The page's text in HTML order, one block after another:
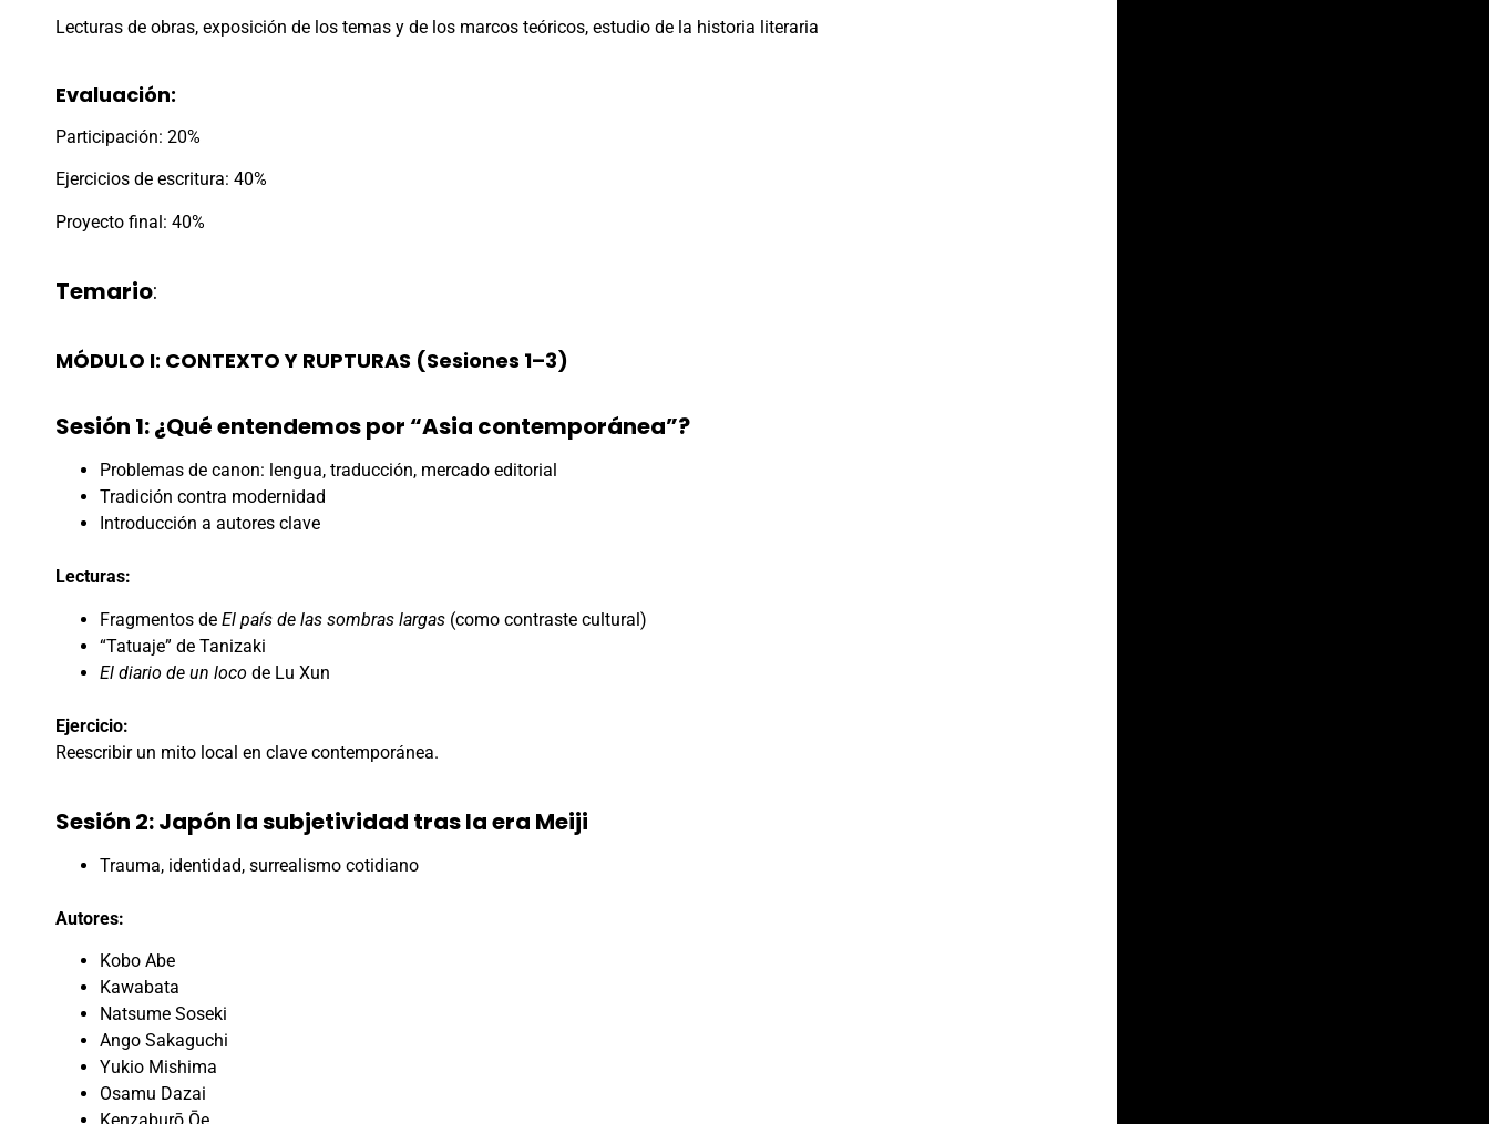
Lecturas de obras, exposición de los temas y de los marcos teóricos, estudio de la historia literaria
Evaluación:
Participación: 20%
Ejercicios de escritura: 40%
Proyecto final: 40%
Temario:
MÓDULO I: CONTEXTO Y RUPTURAS (Sesiones 1–3)
Sesión 1: ¿Qué entendemos por “Asia contemporánea”?
Problemas de canon: lengua, traducción, mercado editorial
Tradición contra modernidad
Introducción a autores clave
Lecturas:
Fragmentos de El país de las sombras largas (como contraste cultural)
“Tatuaje” de Tanizaki
El diario de un loco de Lu Xun
Ejercicio:
Reescribir un mito local en clave contemporánea.
Sesión 2: Japón la subjetividad tras la era Meiji
Trauma, identidad, surrealismo cotidiano
Autores:
Kobo Abe
Kawabata
Natsume Soseki
Ango Sakaguchi
Yukio Mishima
Osamu Dazai